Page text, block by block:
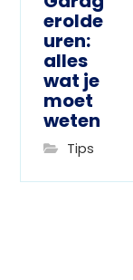
erolde
uren:
alles
wat je
moet
weten
Tips